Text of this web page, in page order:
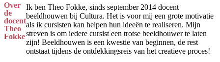
Over
de
docent
Theo
Fokke
Ik ben Theo Fokke, sinds september 2014 docent
beeldhouwen bij Cultura. Het is voor mij een grote motivatie
als ik cursisten kan helpen hun ideeën te realiseren. Mijn
streven is om iedere cursist een trotse beeldhouwer te laten
zijn! Beeldhouwen is een kwestie van beginnen, de rest
ontstaat tijdens de ontdekkingsreis van het creatieve proces!